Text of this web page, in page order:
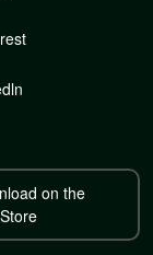
on the